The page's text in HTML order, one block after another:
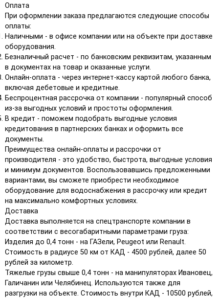
Оплата
При оформлении заказа предлагаются следующие способы
оплаты:
Наличными - в офисе компании или на объекте при доставке
оборудования.
Безналичный расчет - по банковским реквизитам, указанным
в документах на товар и оказанные услуги.
Онлайн-оплата - через интернет-кассу картой любого банка,
включая дебетовые и кредитные.
Беспроцентная рассрочка от компании - популярный способ
из-за выгодных условий и простоты оформления.
В кредит - поможем подобрать выгодные условия
кредитования в партнерских банках и оформить все
документы.
Преимущества онлайн-оплаты и рассрочки от
производителя - это удобство, быстрота, выгодные условия
и минимум документов. Воспользовавшись предложенными
вариантами, вы сможете приобрести необходимое
оборудование для водоснабжения в рассрочку или кредит
на максимально комфортных условиях.
Доставка
Доставка выполняется на спецтранспорте компании в
соответствии с весогабаритными параметрами груза:
Изделия до 0,4 тонн - на ГАЗели, Peugeot или Renault.
Стоимость в радиусе 50 км от КАД - 4500 рублей, далее 50
рублей за километр.
Тяжелые грузы свыше 0,4 тонн - на манипуляторах Ивановец,
Галичанин или Челябинец. Используются также для
разгрузки на объекте. Стоимость внутри КАД - 10500 рублей,